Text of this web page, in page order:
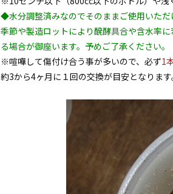
◆水分調整済みなのでそのままご使用いただ
季節や製造ロットにより醗酵具合や含水率
る場合が御座います。予めご了承ください。
※喧嘩して傷付け合う事が多いので、必ず1
約3から4ヶ月に１回の交換が目安となります